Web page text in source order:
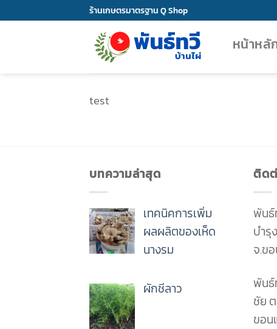
to
ร้านเกษตรมาตรฐาน Q Shop
หน้าหลั
test
บทความล่าสุด
เทคนิคการเพิ่ม
ผลผลิตของเห็ด
นางรม
ผักชีลาว
ติด
พันธ์
บำรุ
จ.ข
พันธ์
ชัย
ขอน